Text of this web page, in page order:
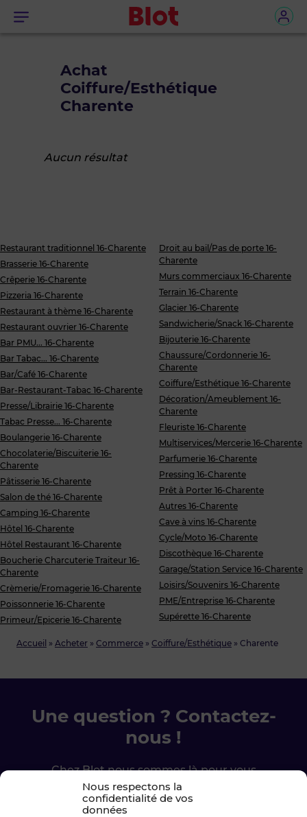
Nous respectons la
confidentialité de vos
données
Menu
Accueil » Acheter » Commerce » Coiffure/Esthétique » Charente
Achat
Coiffure/Esthétique
Charente
Aucun résultat
Restaurant traditionnel 16-Charente
Brasserie 16-Charente
Crêperie 16-Charente
Pizzeria 16-Charente
Restaurant à thème 16-Charente
Restaurant ouvrier 16-Charente
Bar PMU... 16-Charente
Bar Tabac... 16-Charente
Bar/Café 16-Charente
Bar-Restaurant-Tabac 16-Charente
Presse/Librairie 16-Charente
Tabac Presse... 16-Charente
Boulangerie 16-Charente
Chocolaterie/Biscuiterie 16-
Charente
Pâtisserie 16-Charente
Salon de thé 16-Charente
Camping 16-Charente
Hôtel 16-Charente
Hôtel Restaurant 16-Charente
Boucherie Charcuterie Traiteur 16-
Charente
Crèmerie/Fromagerie 16-Charente
Poissonnerie 16-Charente
Primeur/Epicerie 16-Charente
Droit au bail/Pas de porte 16-
Charente
Murs commerciaux 16-Charente
Terrain 16-Charente
Glacier 16-Charente
Sandwicherie/Snack 16-Charente
Bijouterie 16-Charente
Chaussure/Cordonnerie 16-
Charente
Coiffure/Esthétique 16-Charente
Décoration/Ameublement 16-
Charente
Fleuriste 16-Charente
Multiservices/Mercerie 16-Charente
Parfumerie 16-Charente
Pressing 16-Charente
Prêt à Porter 16-Charente
Autres 16-Charente
Cave à vins 16-Charente
Cycle/Moto 16-Charente
Discothèque 16-Charente
Garage/Station Service 16-Charente
Loisirs/Souvenirs 16-Charente
PME/Entreprise 16-Charente
Supérette 16-Charente
Une question ? Contactez-
nous !
Chez Blot nous sommes là pour vous
accompagner à chaque étape.